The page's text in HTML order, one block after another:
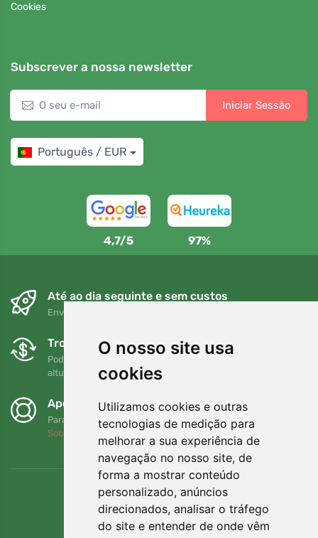
O nosso site usa
cookies
Utilizamos cookies e outras
tecnologias de medição para
melhorar a sua experiência de
navegação no nosso site, de
forma a mostrar conteúdo
personalizado, anúncios
direcionados, analisar o tráfego
do site e entender de onde vêm
Cookies
Subscrever a nossa newsletter
Iniciar Sessão
Português / EUR
4,7/5 97%
Até ao dia seguinte e sem custos
Envio gratuito para encomendas superiores a 80 EUR
Trocas e devoluções gratuitas
Pode devolver ou trocar a sua encomenda em qualquer
altura no prazo de 90 dias
Apoiamos a Trees.org
Para cada encomenda plantamos uma árvore! Leia mais
Sobre nós